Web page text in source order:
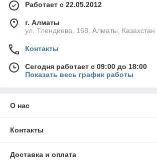
Работает с 22.05.2012
г. Алматы
ул. Тлендиева, 168, Алматы, Казахстан
Контакты
Сегодня работает с 09:00 до 18:00
Показать весь график работы
О нас
Контакты
Доставка и оплата